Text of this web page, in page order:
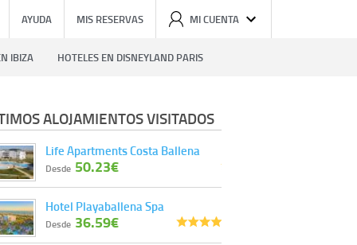
AYUDA MIS RESERVAS MI CUENTA
IBIZA HOTELES EN DISNEYLAND PARIS
ALOJAMIENTOS VISITADOS
Life Apartments Costa Ballena
Desde 50.23€
Hotel Playaballena Spa
Desde 36.59€